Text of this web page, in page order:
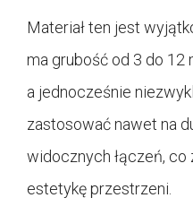
Materiał ten jest
ma grubość od 3 do 12
a jednocześnie
zastosować nawet na
widocznych łączeń, co
estetykę przestrzeni.